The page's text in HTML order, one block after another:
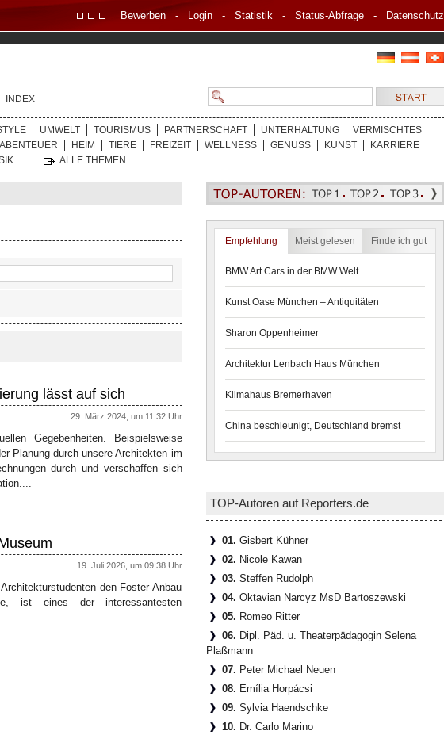
Bewerben- Login- Statistik- Status-Abfrage- Datenschutz
INDEX
UMWELT TOURISMUS PARTNERSCHAFT UNTERHALTUNG
VERMISCHTES
ABENTEUER HEIM TIERE FREIZEIT WELLNESS GENUSS KUNST
KARRIERE
ALLE THEMEN
lässt auf sich
29. März 2024, um 11:32 Uhr
Gegebenheiten. Beispielsweise
Planung durch unsere Architekten im
durch und verschaffen sich
19. Juli 2026, um 09:38 Uhr
den Foster-Anbau
ist eines der interessantesten
Empfehlung Meist gelesen Finde ich gut
BMW Art Cars in der BMW Welt
Kunst Oase München – Antiquitäten
Sharon Oppenheimer
Architektur Lenbach Haus München
Klimahaus Bremerhaven
China beschleunigt, Deutschland bremst
TOP-Autoren auf Reporters.de
01. Gisbert Kühner
02. Nicole Kawan
03. Steffen Rudolph
04. Oktavian Narcyz MsD Bartoszewski
05. Romeo Ritter
06. Dipl. Päd. u. Theaterpädagogin Selena
Plaßmann
07. Peter Michael Neuen
08. Emília Horpácsi
09. Sylvia Haendschke
10. Dr. Carlo Marino